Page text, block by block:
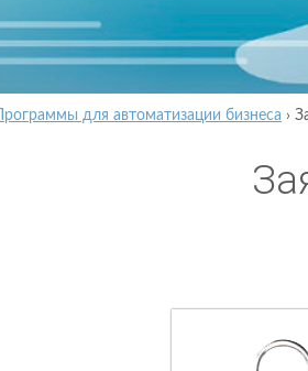
Программы для автоматизации бизнеса ›